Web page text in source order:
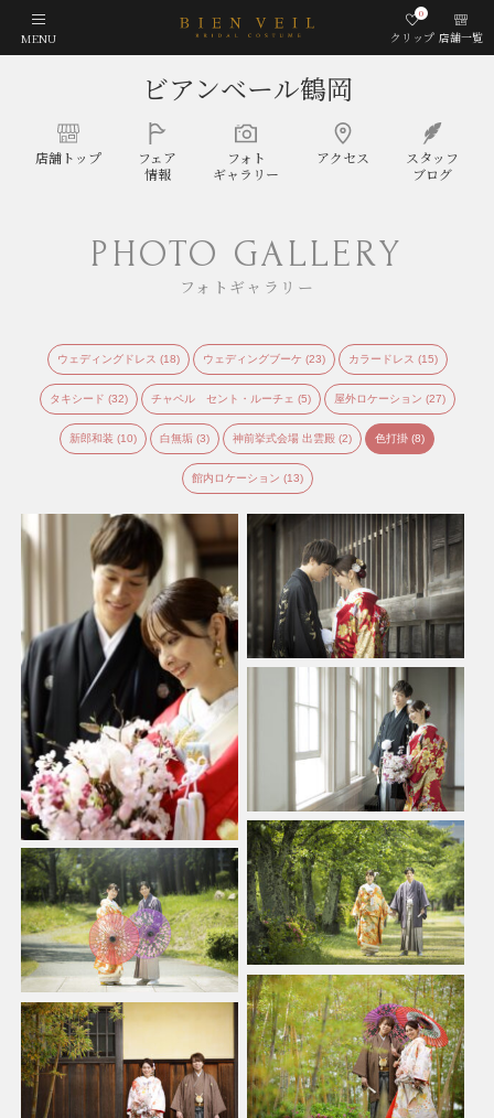
MENU クリップ
0
店舗一覧
ビアンベール鶴岡
店舗トップ
フェア
情報
フォト
ギャラリー
アクセス
スタッフ
ブログ
PHOTO GALLERY
フォトギャラリー
ウェディングドレス (18) ウェディングブーケ (23) カラードレス (15)
タキシード (32) チャペル セント・ルーチェ (5) 屋外ロケーション (27)
新郎和装 (10) 白無垢 (3) 神前挙式会場 出雲殿 (2) 色打掛 (8)
館内ロケーション (13)